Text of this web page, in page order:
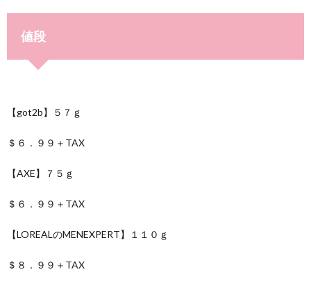
値段
【got2b】５７ｇ
＄６．９９＋TAX
【AXE】７５ｇ
＄６．９９＋TAX
【LOREALのMENEXPERT】１１０ｇ
＄８．９９＋TAX